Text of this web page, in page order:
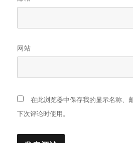
网站
在此浏览器中保存我的显示名称、
下次评论时使用。